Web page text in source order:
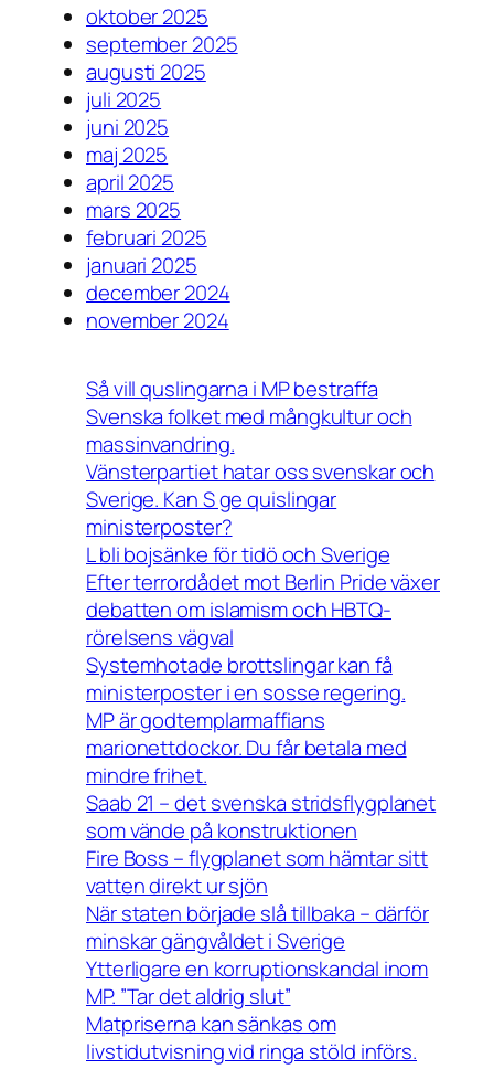
oktober 2025
september 2025
augusti 2025
juli 2025
juni 2025
maj 2025
april 2025
mars 2025
februari 2025
januari 2025
december 2024
november 2024
Så vill quslingarna i MP bestraffa
Svenska folket med mångkultur och
massinvandring.
Vänsterpartiet hatar oss svenskar och
Sverige. Kan S ge quislingar
ministerposter?
L bli bojsänke för tidö och Sverige
Efter terrordådet mot Berlin Pride växer
debatten om islamism och HBTQ-
rörelsens vägval
Systemhotade brottslingar kan få
ministerposter i en sosse regering.
MP är godtemplarmaffians
marionettdockor. Du får betala med
mindre frihet.
Saab 21 – det svenska stridsflygplanet
som vände på konstruktionen
Fire Boss – flygplanet som hämtar sitt
vatten direkt ur sjön
När staten började slå tillbaka – därför
minskar gängvåldet i Sverige
Ytterligare en korruptionskandal inom
MP. ”Tar det aldrig slut”
Matpriserna kan sänkas om
livstidutvisning vid ringa stöld införs.